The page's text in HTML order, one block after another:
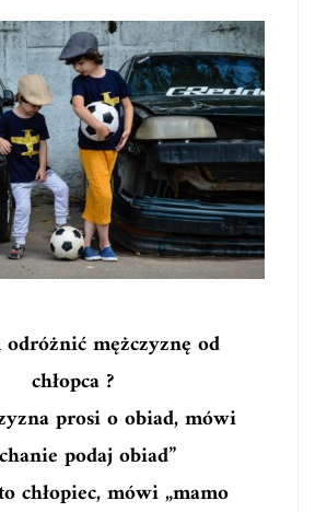
odróżnić mężczyznę od
chłopca ?
prosi o obiad, mówi
podaj obiad”
chłopiec, mówi „mamo